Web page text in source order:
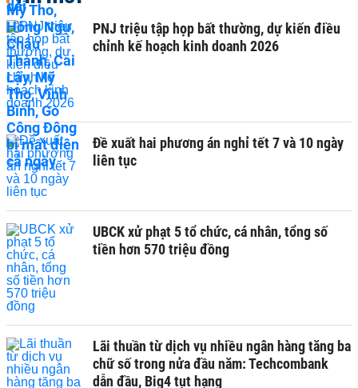
PNJ triệu tập họp bất thường, dự kiến điều
chỉnh kế hoạch kinh doanh 2026
Đề xuất hai phương án nghỉ tết 7 và 10 ngày
liên tục
UBCK xử phạt 5 tổ chức, cá nhân, tổng số
tiền hơn 570 triệu đồng
Lãi thuần từ dịch vụ nhiều ngân hàng tăng ba
chữ số trong nửa đầu năm: Techcombank
dẫn đầu, Big4 tụt hạng